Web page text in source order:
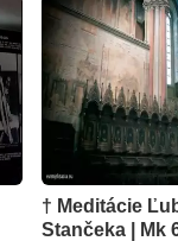
† Meditácie
Stančeka | Mk